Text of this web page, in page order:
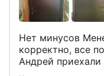
Нет минусов
корректно, все
Андрей
Демонтировали